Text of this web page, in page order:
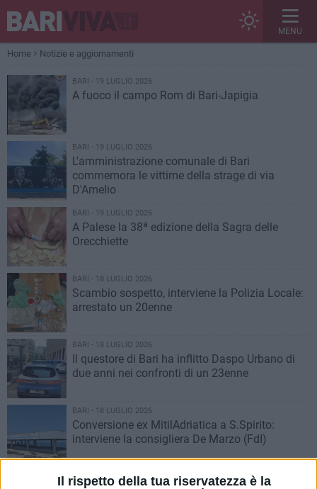
Il rispetto della tua riservatezza è la
MENU
Home Notizie e aggiornamenti
BARI - 19 LUGLIO 2026
A fuoco il campo Rom di Bari-Japigia
BARI - 19 LUGLIO 2026
L'amministrazione comunale di Bari
commemora le vittime della strage di via
D'Amelio
BARI - 19 LUGLIO 2026
A Palese la 38ª edizione della Sagra delle
Orecchiette
BARI - 18 LUGLIO 2026
Scambio sospetto, interviene la Polizia Locale:
arrestato un 20enne
BARI - 18 LUGLIO 2026
Il questore di Bari ha inflitto Daspo Urbano di
due anni nei confronti di un 23enne
BARI - 18 LUGLIO 2026
Conversione ex MitilAdriatica a S.Spirito:
interviene la consigliera De Marzo (FdI)
BARI - 17 LUGLIO 2026